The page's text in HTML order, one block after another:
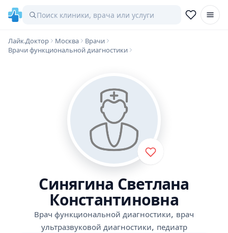
Лайк.Доктор Москва
Врачи
Врачи функциональной диагностики
Синягина Светлана
Константиновна
Врач функциональной диагностики, врач
ультразвуковой диагностики, педиатр